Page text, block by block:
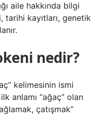
aile hakkında bilgi
kayıtları, genetik
nedir?
anlamı “ağaç” olan
çatışmak”